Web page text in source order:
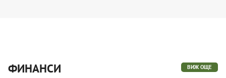
ФИНАНСИ ВИЖ ОЩЕ